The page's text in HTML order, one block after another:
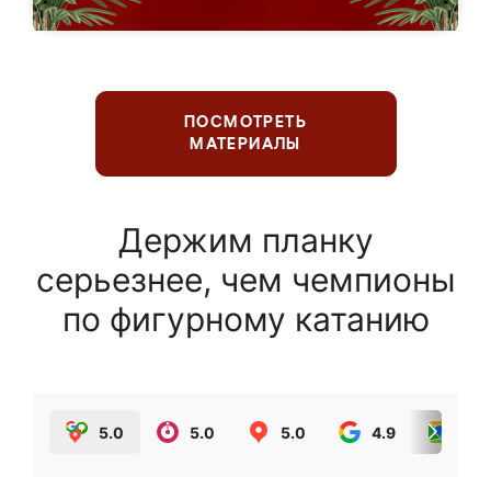
ПОСМОТРЕТЬ
МАТЕРИАЛЫ
Держим планку
серьезнее, чем чемпионы
по фигурному катанию
5.0 5.0 5.0 4.9